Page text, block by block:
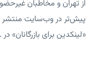
از تهران و مخاطبان
پیش‌تر در وب‌سایت
«لینکدین برای بازرگانان» در